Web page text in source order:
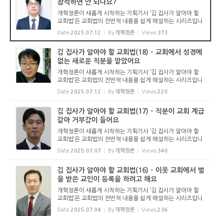
참석하면 안 되나요?
개혁정론이 새롭게 시작하는 기획기사 ‘김 집사가 알아야 할
교회법’은 교회법의 전반적 내용을 쉽게 해설하는 시리즈입니
다. 기독교보와 함께 진행하는 시리즈로서 여기에 싣는 것은
기독교보의 허락을 받았습니다. 글 내용은 기독교보에 실린
Date 2025.07.12 By 개혁정론 Views 373
김 집사가 알아야 할 교회법(18) - 교회에서 성경에
없는 새로운 직분을 맡았어요
개혁정론이 새롭게 시작하는 기획기사 ‘김 집사가 알아야 할
교회법’은 교회법의 전반적 내용을 쉽게 해설하는 시리즈입니
다. 기독교보와 함께 진행하는 시리즈로서 여기에 싣는 것은
기독교보의 허락을 받았습니다. 글 내용은 기독교보에 실린
Date 2025.07.12 By 개혁정론 Views220
김 집사가 알아야 할 교회법(17) - 직분이 교회 계급
같아 거부감이 들어요
개혁정론이 새롭게 시작하는 기획기사 ‘김 집사가 알아야 할
교회법’은 교회법의 전반적 내용을 쉽게 해설하는 시리즈입니
다. 기독교보와 함께 진행하는 시리즈로서 여기에 싣는 것은
기독교보의 허락을 받았습니다. 글 내용은 기독교보에 실린
Date 2025.07.07 By 개혁정론 Views 340
김 집사가 알아야 할 교회법(16) - 이웃 교회에서 벌
을 받은 교인이 등록을 하려고 해요
개혁정론이 새롭게 시작하는 기획기사 ‘김 집사가 알아야 할
교회법’은 교회법의 전반적 내용을 쉽게 해설하는 시리즈입니
다. 기독교보와 함께 진행하는 시리즈로서 여기에 싣는 것은
기독교보의 허락을 받았습니다. 글 내용은 기독교보에 실린
Date 2025.07.04 By 개혁정론 Views236